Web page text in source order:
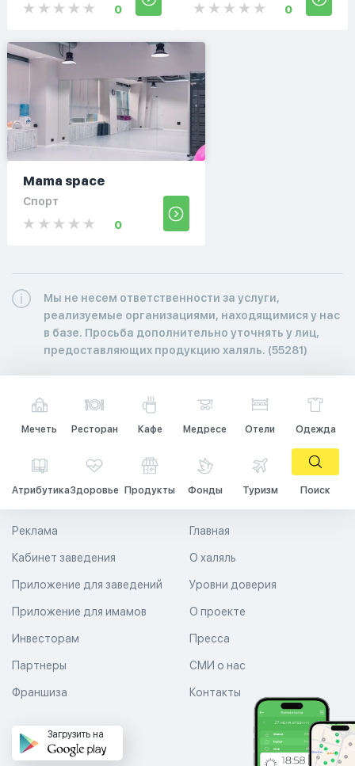
0
0
Mama space
Спорт
0
Мы не несем ответственности за услуги,
реализуемые организациями, находящимися у нас
в базе. Просьба дополнительно уточнять у лиц,
предоставляющих продукцию халяль. (55281)
Мечеть Ресторан Кафе Медресе Отели Одежда
АтрибутикаЗдоровье Продукты Фонды Туризм Поиск
Главная
О халяль
Уровни доверия
Реклама
Кабинет заведения
Приложение для заведений
Приложение для имамов О проекте
Пресса
СМИ о нас
Контакты
Инвесторам
Партнеры
Франшиза
Загрузить на